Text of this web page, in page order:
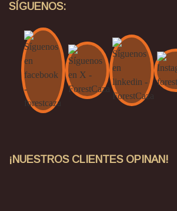
SÍGUENOS:
¡NUESTROS CLIENTES OPINAN!